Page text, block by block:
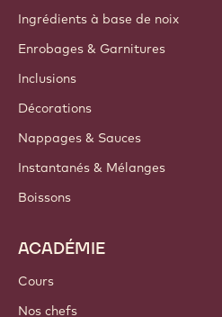
Ingrédients à base de noix
Enrobages & Garnitures
Inclusions
Décorations
Nappages & Sauces
Instantanés & Mélanges
Boissons
ACADÉMIE
Cours
Nos chefs